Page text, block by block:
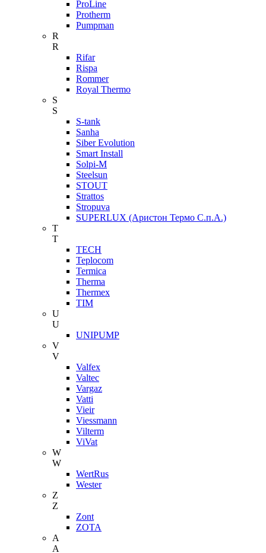
ProLine
Protherm
Pumpman
R
R
Rifar
Rispa
Rommer
Royal Thermo
S
S
S-tank
Sanha
Siber Evolution
Smart Install
Solpi-M
Steelsun
STOUT
Strattos
Stropuva
SUPERLUX (Аристон Термо С.п.А.)
T
T
TECH
Teplocom
Termica
Therma
Thermex
TIM
U
U
UNIPUMP
V
V
Valfex
Valtec
Vargaz
Vatti
Vieir
Viessmann
Vilterm
ViVat
W
W
WertRus
Wester
Z
Z
Zont
ZOTA
А
А